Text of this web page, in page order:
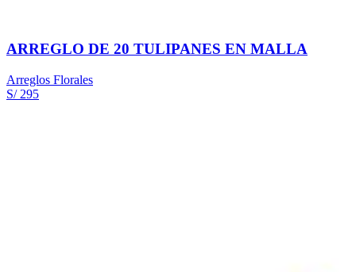
ARREGLO DE 20 TULIPANES EN MALLA
Arreglos Florales
S/ 295